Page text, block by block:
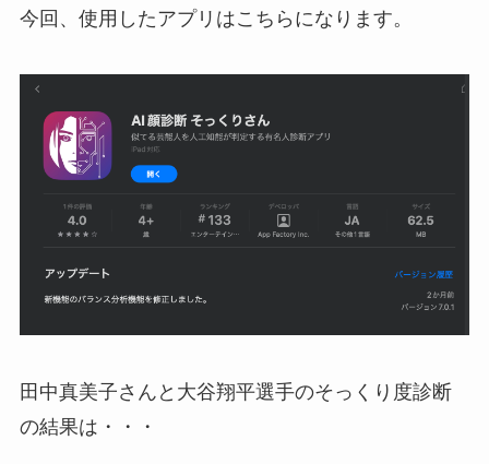
今回、使用したアプリはこちらになります。
田中真美子さんと大谷翔平選手のそっくり度診断
の結果は・・・